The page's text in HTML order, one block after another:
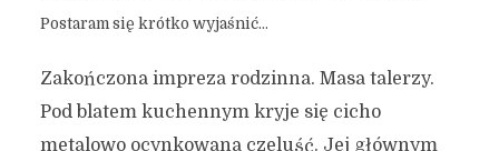
Postaram się krótko wyjaśnić…
Zakończona impreza rodzinna. Masa talerzy.
Pod blatem kuchennym kryje się cicho
metalowo ocynkowana czeluść. Jej głównym